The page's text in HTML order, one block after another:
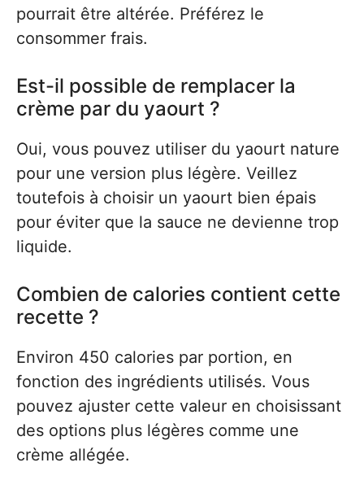
pourrait être altérée. Préférez le
consommer frais.
Est-il possible de remplacer la
crème par du yaourt ?
Oui, vous pouvez utiliser du yaourt nature
pour une version plus légère. Veillez
toutefois à choisir un yaourt bien épais
pour éviter que la sauce ne devienne trop
liquide.
Combien de calories contient cette
recette ?
Environ 450 calories par portion, en
fonction des ingrédients utilisés. Vous
pouvez ajuster cette valeur en choisissant
des options plus légères comme une
crème allégée.